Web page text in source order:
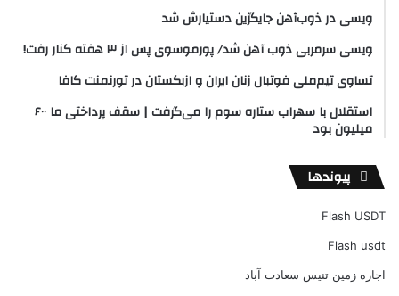
ویسی در ذوب‌آهن جایگزین دستیارش شد
ویسی سرمربی ذوب آهن شد/ پورموسوی پس از ۳ هفته کنار رفت!
تساوی تیم‌ملی فوتبال زنان ایران و ازبکستان در تورنمنت کافا
استقلال با سهراب ستاره سوم را می‌گرفت | سقف پرداختی ما ۶۰۰
میلیون بود
پیوندها
Flash USDT
Flash usdt
اجاره زمین تنیس سعادت آباد